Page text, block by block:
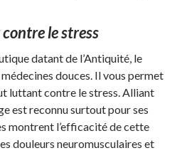
le stress
datant de l’Antiquité, le
douces. Il vous permet
luttant contre le stress. Alliant
est reconnu surtout pour ses
montrent l’efficacité de cette
douleurs neuromusculaires et